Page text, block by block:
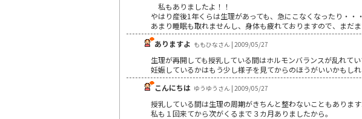
私もありましたよ！！
やはり産後1年くらは生理があっても、急にこなくなったり・・・
あまり睡眠も取れませんし、身体も疲れておりますので、まだ
ありますよ ももひなさん | 2009/05/27
生理が再開しても授乳している間はホルモンバランスが乱れて
妊娠しているかはもう少し様子を見てからのほうがいいかもし
こんにちは ゆうゆうさん | 2009/05/27
授乳している間は生理の周期がきちんと整わないこともあります
私も１回来てから次がくるまで３カ月ありましたから。